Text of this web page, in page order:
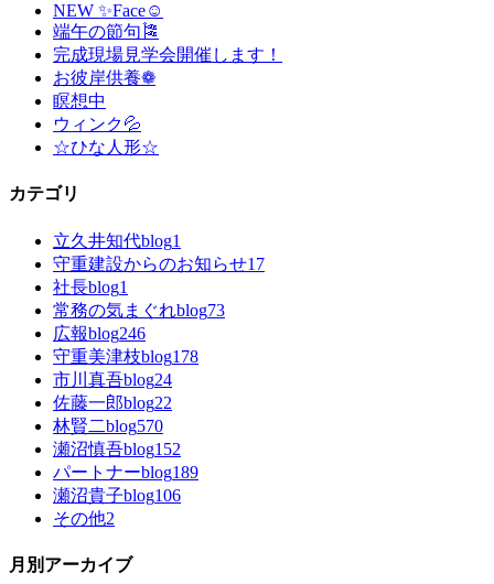
NEW ✨Face☺
端午の節句🎏
完成現場見学会開催します！
お彼岸供養❁
瞑想中
ウィンク💦
☆ひな人形☆
カテゴリ
立久井知代blog1
守重建設からのお知らせ17
社長blog1
常務の気まぐれblog73
広報blog246
守重美津枝blog178
市川真吾blog24
佐藤一郎blog22
林賢二blog570
瀬沼慎吾blog152
パートナーblog189
瀬沼貴子blog106
その他2
月別アーカイブ